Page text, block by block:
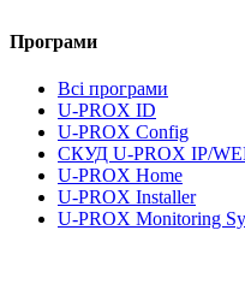
Програми
Всі програми
U-PROX ID
U-PROX Config
СКУД U-PROX IP/
U-PROX Home
U-PROX Installer
U-PROX Monitoring